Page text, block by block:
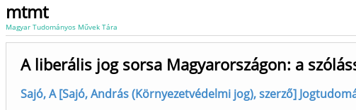
mtmt
Magyar Tudományos Művek Tára
A liberális jog sorsa Magyarországon: a
Sajó, A [Sajó, András (Környezetvédelmi jog), szerző]